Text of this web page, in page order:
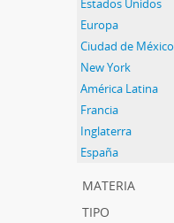
Estados Unidos
Europa
Ciudad de México
New York
América Latina
Francia
Inglaterra
España
materia
tipo